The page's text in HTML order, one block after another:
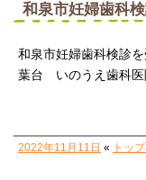
和泉市妊婦歯
和泉市妊婦歯科検診
葉台 いのうえ歯科医
2022年11月11日 « トッ